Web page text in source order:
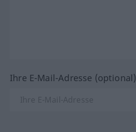
Ihre E-Mail-Adresse (optional)